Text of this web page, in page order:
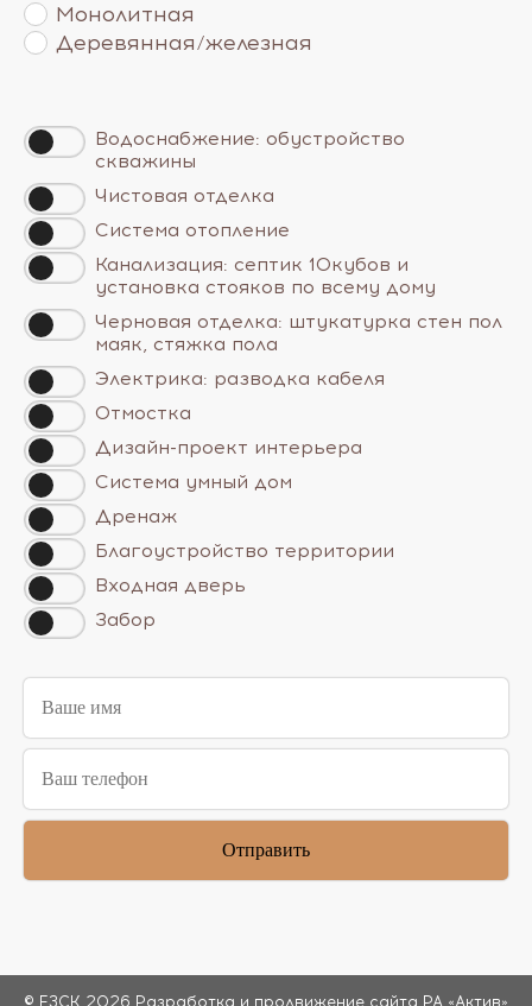
Монолитная
Деревянная/железная
Водоснабжение: обустройство
скважины
Чистовая отделка
Система отопление
Канализация: септик 10кубов и
установка стояков по всему дому
Черновая отделка: штукатурка стен пол
маяк, стяжка пола
Электрика: разводка кабеля
Отмостка
Дизайн-проект интерьера
Система умный дом
Дренаж
Благоустройство территории
Входная дверь
Забор
© ЕЗСК 2026 Разработка и продвижение сайта РА «Актив»